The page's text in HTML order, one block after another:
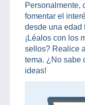
Personalmente,
fomentar el
desde una edad
¡Léalos con los
sellos? Realice
tema. ¿No sabe
ideas!